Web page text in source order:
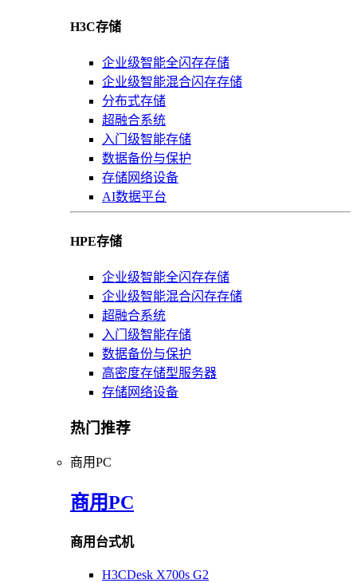
H3C存储
企业级智能全闪存存储
企业级智能混合闪存存储
分布式存储
超融合系统
入门级智能存储
数据备份与保护
存储网络设备
AI数据平台
HPE存储
企业级智能全闪存存储
企业级智能混合闪存存储
超融合系统
入门级智能存储
数据备份与保护
高密度存储型服务器
存储网络设备
热门推荐
商用PC
商用PC
商用台式机
H3CDesk X700s G2